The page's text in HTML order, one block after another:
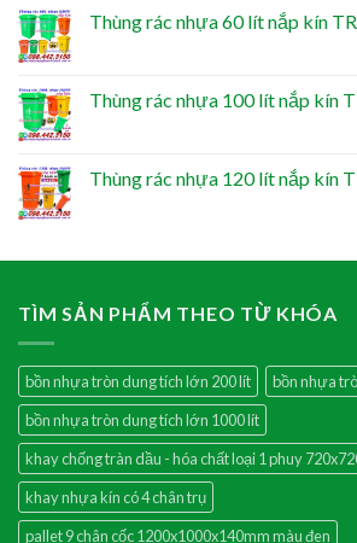
Thùng rác nhựa 60 lít nắp kín
Thùng rác nhựa 100 lít nắp kín
Thùng rác nhựa 120 lít nắp kín
TÌM SẢN PHẨM THEO TỪ KHÓA
bồn nhựa tròn dung tích lớn 200 lít
bồn nhựa
bồn nhựa tròn dung tích lớn 1000 lít
khay chống tràn dầu - hóa chất loại 1 phuy
khay nhựa kín có 4 chân trụ
pallet 9 chân cốc 1200x1000x140mm màu đen